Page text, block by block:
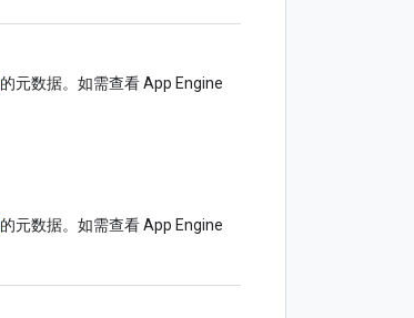
的元数据。如需查看 App Engine
的元数据。如需查看 App Engine